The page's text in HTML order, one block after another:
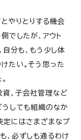
やりとりする機会
でしたが、アウト
自分も、もう少し体
たい。そう思った
資、子会社管理など
うしても組織のなか
定にはさまざまなプ
、必ずしも通るわけ